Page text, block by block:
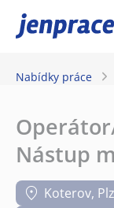
JenPráce.cz
Nabídky práce
Nástup
Koterov,